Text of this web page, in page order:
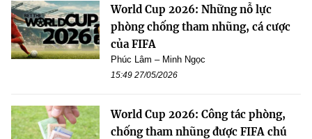
World Cup 2026: Những nỗ lực
phòng chống tham nhũng, cá cược
của FIFA
Phúc Lâm – Minh Ngọc
15:49 27/05/2026
World Cup 2026: Công tác phòng,
chống tham nhũng được FIFA chú